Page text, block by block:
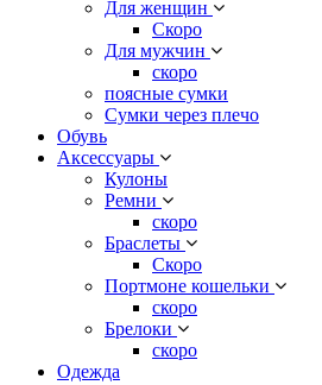
Для женщин
Скоро
Для мужчин
скоро
поясные сумки
Сумки через плечо
Обувь
Аксессуары
Кулоны
Ремни
скоро
Браслеты
Скоро
Портмоне кошельки
скоро
Брелоки
скоро
Одежда